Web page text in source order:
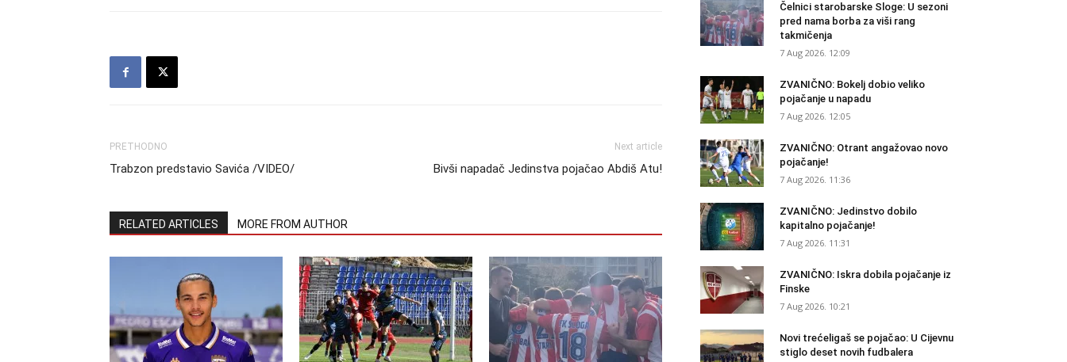
PRETHODNO
Trabzon predstavio Savića /VIDEO/
Next article
Bivši napadač Jedinstva pojačao Abdiš Atu!
RELATED ARTICLES MORE FROM AUTHOR
Čelnici starobarske Sloge: U sezoni
pred nama borba za viši rang
takmičenja
7 Aug 2026. 12:09
ZVANIČNO: Bokelj dobio veliko
pojačanje u napadu
7 Aug 2026. 12:05
ZVANIČNO: Otrant angažovao novo
pojačanje!
7 Aug 2026. 11:36
ZVANIČNO: Jedinstvo dobilo
kapitalno pojačanje!
7 Aug 2026. 11:31
ZVANIČNO: Iskra dobila pojačanje iz
Finske
7 Aug 2026. 10:21
Novi trećeligaš se pojačao: U Cijevnu
stiglo deset novih fudbalera